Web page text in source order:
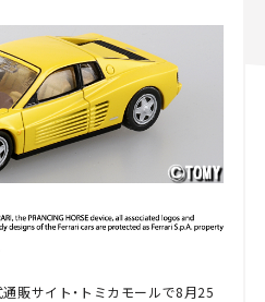
販サイト・トミカモールで8月25